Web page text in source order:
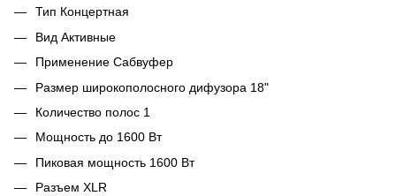
Тип Концертная
Вид Активные
Применение Сабвуфер
Размер широкополосного дифузора 18"
Количество полос 1
Мощность до 1600 Вт
Пиковая мощность 1600 Вт
Разъем XLR